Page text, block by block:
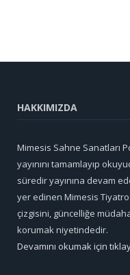
HAKKIMIZDA
Mimesis Sahne Sanatları
yayınını tamamlayıp
süredir yayınına devam
yer edinen Mimesis Tiyatro
çizgisini, güncelliğe
korumak niyetindedir.
Devamını okumak için